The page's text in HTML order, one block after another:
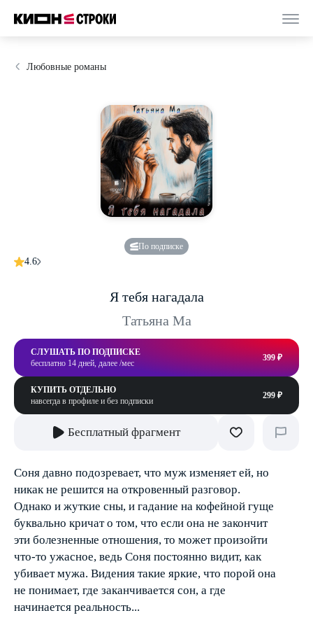
Любовные романы
По подписке
4.6
Я тебя нагадала
Татьяна Ма
СЛУШАТЬ ПО ПОДПИСКЕ
бесплатно 14 дней, далее /мес
399 ₽
КУПИТЬ ОТДЕЛЬНО
навсегда в профиле и без подписки
299 ₽
Бесплатный фрагмент
Соня давно подозревает, что муж изменяет ей, но
никак не решится на откровенный разговор.
Однако и жуткие сны, и гадание на кофейной гуще
буквально кричат о том, что если она не закончит
эти болезненные отношения, то может произойти
что-то ужасное, ведь Соня постоянно видит, как
убивает мужа. Видения такие яркие, что порой она
не понимает, где заканчивается сон, а где
начинается реальность...